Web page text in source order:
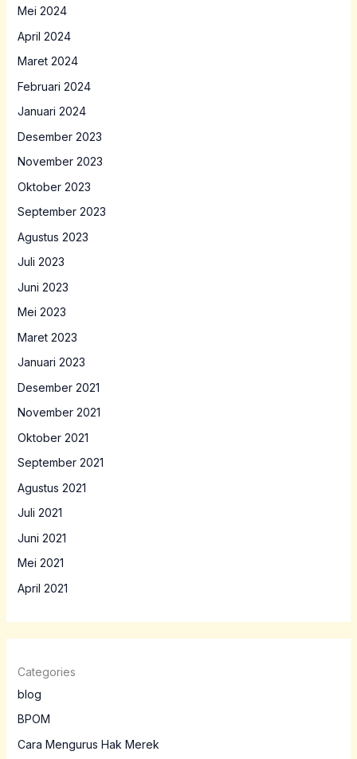
Mei 2024
April 2024
Maret 2024
Februari 2024
Januari 2024
Desember 2023
November 2023
Oktober 2023
September 2023
Agustus 2023
Juli 2023
Juni 2023
Mei 2023
Maret 2023
Januari 2023
Desember 2021
November 2021
Oktober 2021
September 2021
Agustus 2021
Juli 2021
Juni 2021
Mei 2021
April 2021
Categories
blog
BPOM
Cara Mengurus Hak Merek